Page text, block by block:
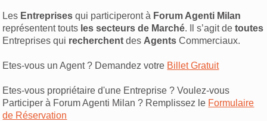
Les Entreprises qui participeront à Forum Agenti Milan
représentent touts les secteurs de Marché. Il s’agit detoutes
Entreprises qui recherchent des Agents Commerciaux.
Etes-vous un Agent ? Demandez votre Billet Gratuit
Etes-vous propriétaire d'une Entreprise ? Voulez-vous
Participer à Forum Agenti Milan ? Remplissez le Formulaire
de Réservation